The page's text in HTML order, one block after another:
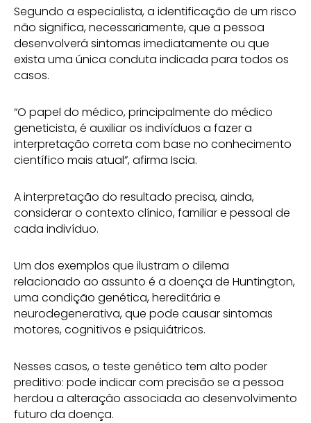
Segundo a especialista, a identificação de um risco
não significa, necessariamente, que a pessoa
desenvolverá sintomas imediatamente ou que
exista uma única conduta indicada para todos os
casos.
“O papel do médico, principalmente do médico
geneticista, é auxiliar os indivíduos a fazer a
interpretação correta com base no conhecimento
científico mais atual”, afirma Iscia.
A interpretação do resultado precisa, ainda,
considerar o contexto clínico, familiar e pessoal de
cada indivíduo.
Um dos exemplos que ilustram o dilema
relacionado ao assunto é a doença de Huntington,
uma condição genética, hereditária e
neurodegenerativa, que pode causar sintomas
motores, cognitivos e psiquiátricos.
Nesses casos, o teste genético tem alto poder
preditivo: pode indicar com precisão se a pessoa
herdou a alteração associada ao desenvolvimento
futuro da doença.